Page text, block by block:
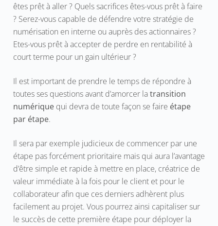
êtes prêt à aller ? Quels sacrifices êtes-vous prêt à faire
? Serez-vous capable de défendre votre stratégie de
numérisation en interne ou auprès des actionnaires ?
Etes-vous prêt à accepter de perdre en rentabilité à
court terme pour un gain ultérieur ?
Il est important de prendre le temps de répondre à
toutes ses questions avant d’amorcer latransition
numériquequi devra de toute façon se faire étape
par étape.
Il sera par exemple judicieux de commencer par une
étape pas forcément prioritaire mais qui aura l’avantage
d’être simple et rapide à mettre en place, créatrice de
valeur immédiate à la fois pour le client et pour le
collaborateur afin que ces derniers adhèrent plus
facilement au projet. Vous pourrez ainsi capitaliser sur
le succès de cette première étape pour déployer la